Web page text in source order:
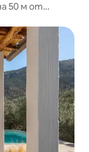
50 м от